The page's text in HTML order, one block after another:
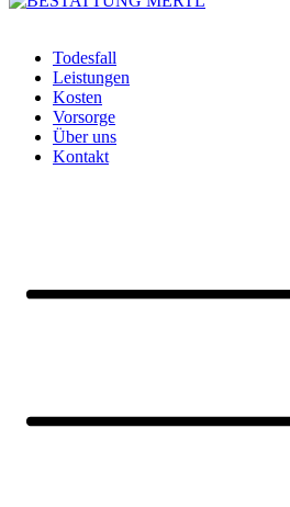
Todesfall
Leistungen
Kosten
Vorsorge
Über uns
Kontakt